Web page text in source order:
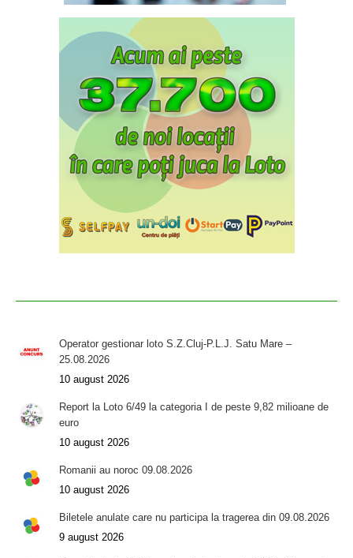
Operator gestionar loto S.Z.Cluj-P.L.J. Satu Mare –
25.08.2026
10 august 2026
Report la Loto 6/49 la categoria I de peste 9,82 milioane de
euro
10 august 2026
Romanii au noroc 09.08.2026
10 august 2026
Biletele anulate care nu participa la tragerea din 09.08.2026
9 august 2026